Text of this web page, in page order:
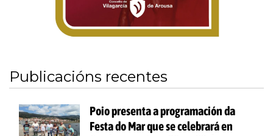
Publicacións recentes
Poio presenta a programación da
Festa do Mar que se celebrará en